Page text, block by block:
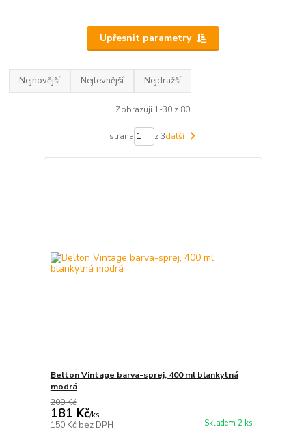
Upřesnit parametry
Nejnovější Nejlevnější Nejdražší
Zobrazuji 1-30 z 80
strana z 3další
Belton Vintage barva-sprej, 400 ml blankytná
modrá
209 Kč
181 Kč/ks
150 Kč bez DPH Skladem 2 ks